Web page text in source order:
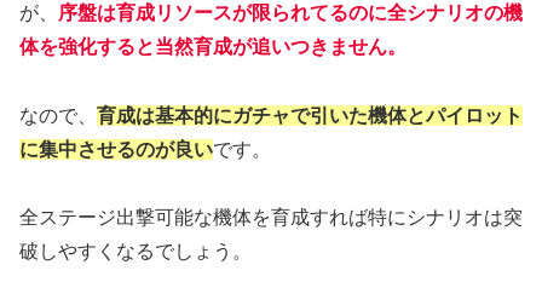
が、
序盤は育成リソースが限られてるのに全シナリオの機
体を強化すると当然育成が追いつきません。
なので、 育成は基本的にガチャで引いた機体とパイロット
に集中させるのが良いです。
全ステージ出撃可能な機体を育成すれば特にシナリオは突
破しやすくなるでしょう。